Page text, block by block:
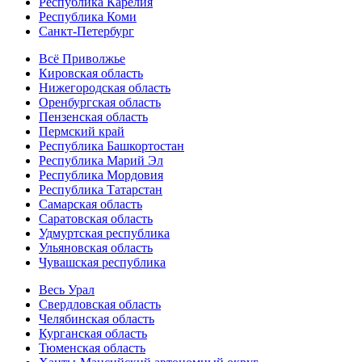
Республика Коми
Санкт-Петербург
Всё Приволжье
Кировская область
Нижегородская область
Оренбургская область
Пензенская область
Пермский край
Республика Башкортостан
Республика Марий Эл
Республика Мордовия
Республика Татарстан
Самарская область
Саратовская область
Удмуртская республика
Ульяновская область
Чувашская республика
Весь Урал
Свердловская область
Челябинская область
Курганская область
Тюменская область